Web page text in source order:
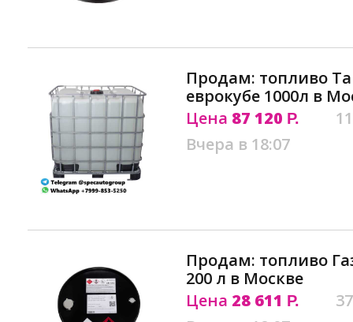
Продам: топливо
еврокубе 1000л в
Цена 87 120 Р.
Вчера в 18:07
Продам: топливо
200 л в Москве
Цена 28 611 Р.